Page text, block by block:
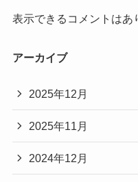
表示できるコメントはあ
アーカイブ
2025年12月
2025年11月
2024年12月